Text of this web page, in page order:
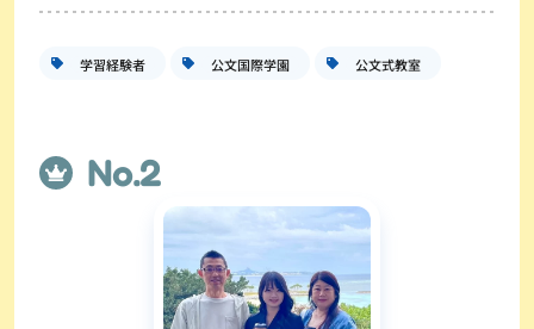
学習経験者 公文国際学園 公文式教室